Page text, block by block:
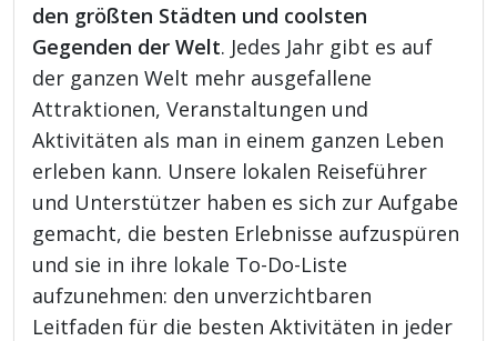
den größten Städten und coolsten
Gegenden der Welt. Jedes Jahr gibt es auf
der ganzen Welt mehr ausgefallene
Attraktionen, Veranstaltungen und
Aktivitäten als man in einem ganzen Leben
erleben kann. Unsere lokalen Reiseführer
und Unterstützer haben es sich zur Aufgabe
gemacht, die besten Erlebnisse aufzuspüren
und sie in ihre lokale To-Do-Liste
aufzunehmen: den unverzichtbaren
Leitfaden für die besten Aktivitäten in jeder